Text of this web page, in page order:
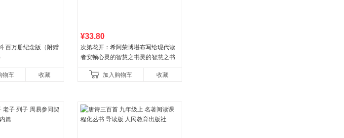
百万册纪念版（附赠
物车 收藏
¥33.80
次第花开：希阿荣博堪布写给现代读
者安顿心灵的智慧之书灵的智慧之书
加入购物车 收藏